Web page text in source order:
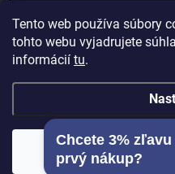
Tento web používa súbory
tohto webu vyjadrujete
informácií tu.
Vložením e-mailu súhlasíte s
Prihlásiť sa
Copyright 2026Vybavenie pre
Chcete 3% zľavu
prvý nákup?